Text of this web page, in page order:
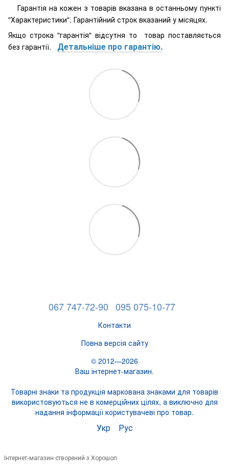
Гарантія на кожен з товарів вказана в останньому пункті
"Характеристики". Гарантійний строк вказаний у місяцях.
Якщо строка "гарантія" відсутня то товар поставляється
без гарантії. Детальніше про гарантію.
067 747-72-90 095 075-10-77
Контакти
Повна версія сайту
© 2012—2026
Ваш інтернет-магазин.
Товарні знаки та продукція маркована знаками для товарів
використовуються не в комерційних цілях, а виключно для
надання інформації користувачеві про товар.
Укр Рус
Інтернет-магазин створений з Хорошоп